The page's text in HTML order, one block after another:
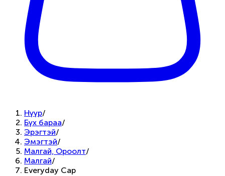
Нүүр/
Бүх бараа/
Эрэгтэй/
Эмэгтэй/
Малгай, Ороолт/
Малгай/
Everyday Cap